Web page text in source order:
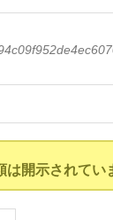
は開示されてい